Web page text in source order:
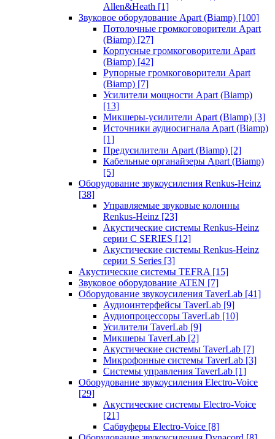
Allen&Heath [1]
Звуковое оборудование Apart (Biamp) [100]
Потолочные громкоговорители Apart
(Biamp) [27]
Корпусные громкоговорители Apart
(Biamp) [42]
Рупорные громкоговорители Apart
(Biamp) [7]
Усилители мощности Apart (Biamp)
[13]
Микшеры-усилители Apart (Biamp) [3]
Источники аудиосигнала Apart (Biamp)
[1]
Предусилители Apart (Biamp) [2]
Кабельные органайзеры Apart (Biamp)
[5]
Оборудование звукоусиления Renkus-Heinz
[38]
Управляемые звуковые колонны
Renkus-Heinz [23]
Акустические системы Renkus-Heinz
серии C SERIES [12]
Акустические системы Renkus-Heinz
серии S Series [3]
Акустические системы TEFRA [15]
Звуковое оборудование ATEN [7]
Оборудование звукоусиления TaverLab [41]
Аудиоинтерфейсы TaverLab [9]
Аудиопроцессоры TaverLab [10]
Усилители TaverLab [9]
Микшеры TaverLab [2]
Акустические системы TaverLab [7]
Микрофонные системы TaverLab [3]
Системы управления TaverLab [1]
Оборудование звукоусиления Electro-Voice
[29]
Акустические системы Electro-Voice
[21]
Сабвуферы Electro-Voice [8]